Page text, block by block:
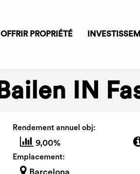
OFFRIR PROPRIÉTÉ
Bailen IN
Rendement annuel obj:
9,00%
Emplacement:
Barcelona